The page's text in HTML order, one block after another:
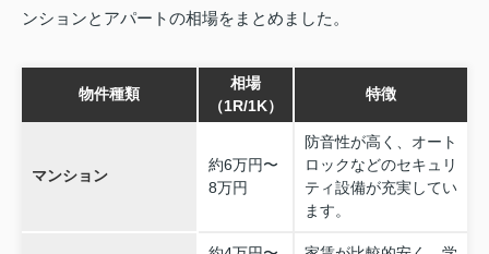
ンションとアパートの相場をまとめました。
物件種類
相場
（1R/1K）
特徴
マンション
約6万円〜
8万円
防音性が高く、オート
ロックなどのセキュリ
ティ設備が充実してい
ます。